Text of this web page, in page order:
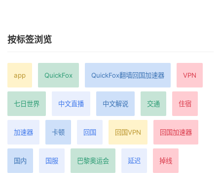
按标签浏览
app QuickFox QuickFox翻墙回国加速器 VPN
七日世界 中文直播 中文解说 交通 住宿
加速器 卡顿 回国 回国VPN 回国加速器
国内 国服 巴黎奥运会 延迟 掉线